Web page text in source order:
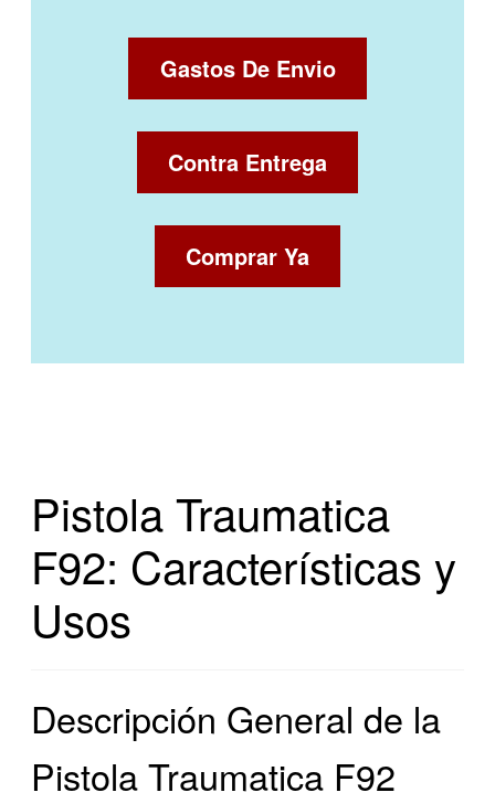
Gastos De Envio
Contra Entrega
Comprar Ya
Pistola Traumatica
F92: Características y
Usos
Descripción General de la
Pistola Traumatica F92